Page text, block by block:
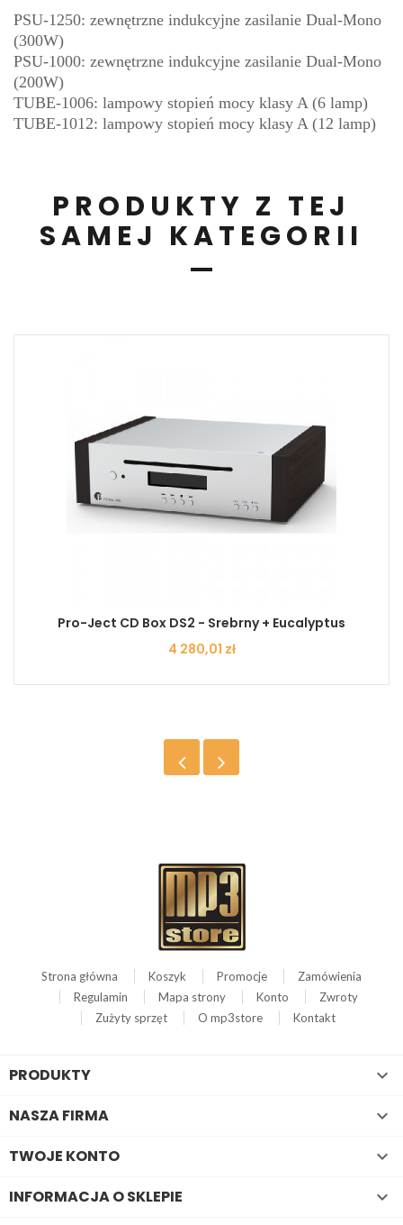
PSU-1250: zewnętrzne indukcyjne zasilanie Dual-Mono
(300W)
PSU-1000: zewnętrzne indukcyjne zasilanie Dual-Mono
(200W)
TUBE-1006: lampowy stopień mocy klasy A (6 lamp)
TUBE-1012: lampowy stopień mocy klasy A (12 lamp)
PRODUKTY Z TEJ
SAMEJ KATEGORII
Pro-Ject CD Box DS2 - Srebrny + Eucalyptus
Cena
4 280,01 zł
Strona główna Koszyk Promocje
Zamówienia
Regulamin
Mapa strony Konto
Zwroty
Zużyty sprzęt
O mp3store Kontakt
PRODUKTY 
NASZA FIRMA 
TWOJE KONTO 
INFORMACJA O SKLEPIE 